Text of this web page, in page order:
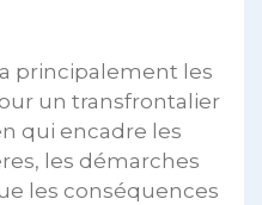
principalement les
un transfrontalier
qui encadre les
les démarches
les conséquences